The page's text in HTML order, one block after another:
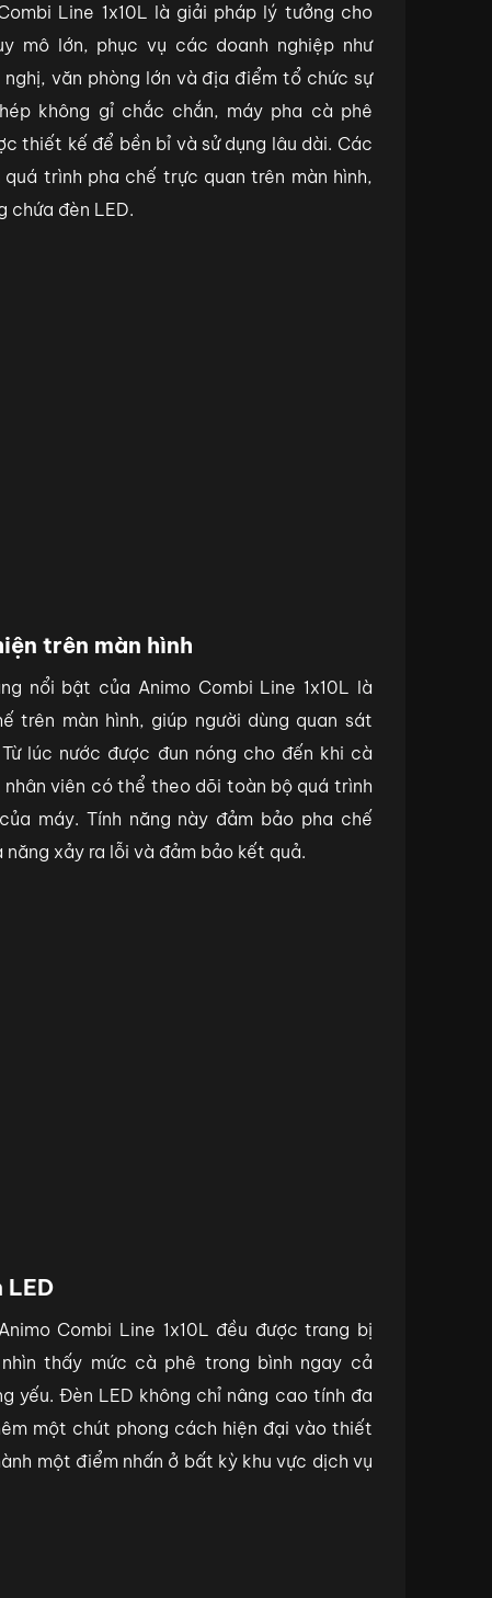
Line 1x10L là giải pháp lý tưởng cho
mô lớn, phục vụ các doanh nghiệp như
văn phòng lớn và địa điểm tổ chức sự
không gỉ chắc chắn, máy pha cà phê
thiết kế để bền bỉ và sử dụng lâu dài. Các
trình pha chế trực quan trên màn hình,
chứa đèn LED.
trên màn hình
nổi bật của Animo Combi Line 1x10L là
trên màn hình, giúp người dùng quan sát
lúc nước được đun nóng cho đến khi cà
viên có thể theo dõi toàn bộ quá trình
máy. Tính năng này đảm bảo pha chế
xảy ra lỗi và đảm bảo kết quả.
LED
Combi Line 1x10L đều được trang bị
thấy mức cà phê trong bình ngay cả
yếu. Đèn LED không chỉ nâng cao tính đa
một chút phong cách hiện đại vào thiết
một điểm nhấn ở bất kỳ khu vực dịch vụ